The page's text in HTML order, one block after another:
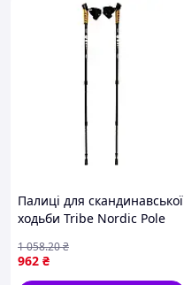
Палиці для скандинавської
ходьби Tribe Nordic Pole
962 ₴
1 058.20₴